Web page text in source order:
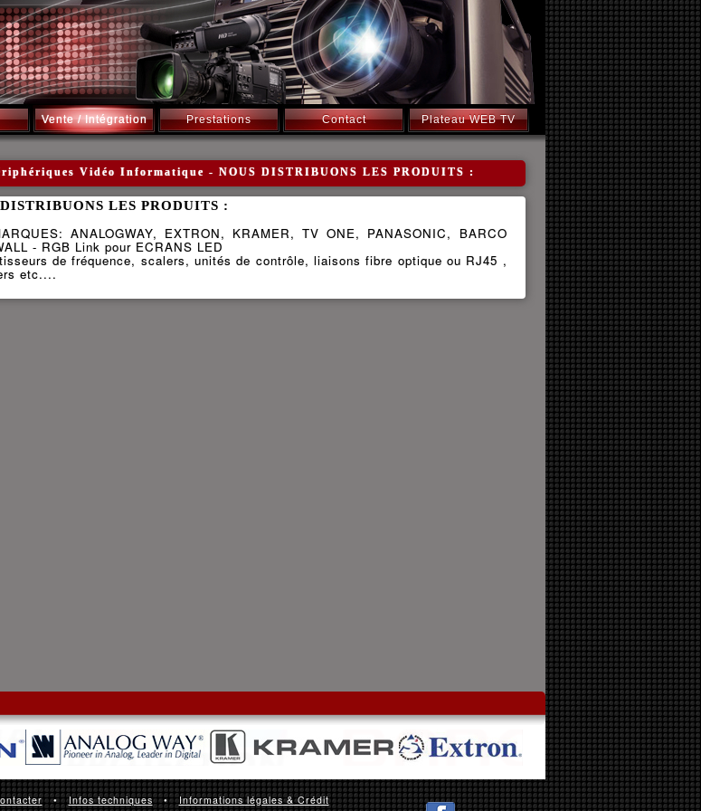
Vente / Intégration Prestations Contact Plateau WEB TV
Vidéo Informatique - NOUS DISTRIBUONS LES PRODUITS :
LES PRODUITS :
ANALOGWAY, EXTRON, KRAMER, TV ONE, PANASONIC, BARCO
- RGB Link pour ECRANS LED
de fréquence, scalers, unités de contrôle, liaisons fibre optique ou RJ45 ,
etc....
•Infos techniques•Informations légales & Crédit